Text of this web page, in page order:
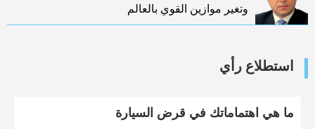
وتغير موازين القوي بالعالم
استطلاع رأي
ما هي اهتماماتك في قرض السيارة